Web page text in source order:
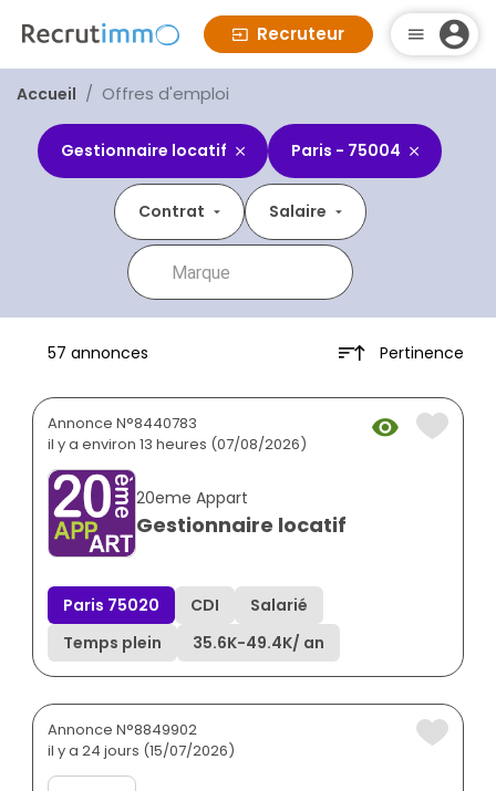
Recruteur
Accueil Offres d'emploi
Gestionnaire locatif Paris - 75004
Contrat Salaire
57 annonces Pertinence
Annonce N°8440783
il y a environ 13 heures (07/08/2026)
20eme Appart
Gestionnaire locatif
Paris 75020 CDI
Salarié
Temps plein
35.6K-49.4K/ an
Annonce N°8849902
il y a 24 jours (15/07/2026)